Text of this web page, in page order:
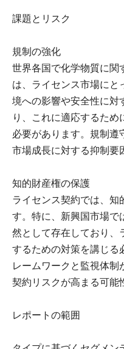
課題とリスク
規制の強化
世界各国で化学物質に関
は、ライセンス市場にと
境への影響や安全性に対
り、これに適応するため
必要があります。規制遵
市場成長に対する抑制要
知的財産権の保護
ライセンス契約では、知
す。特に、新興国市場で
然として存在しており、
するための対策を講じる
レームワークと監視体制
契約リスクが高まる可能
レポートの範囲